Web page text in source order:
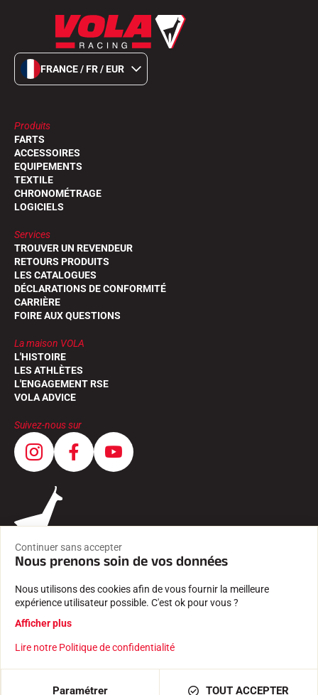
AJOUTER AU PANIER 98,40 €
FRANCE / FR / EUR
Produits
FARTS
ACCESSOIRES
EQUIPEMENTS
TEXTILE
CHRONOMÉTRAGE
LOGICIELS
Services
TROUVER UN REVENDEUR
RETOURS PRODUITS
LES CATALOGUES
DÉCLARATIONS DE CONFORMITÉ
CARRIÈRE
FOIRE AUX QUESTIONS
La maison VOLA
L'HISTOIRE
LES ATHLÈTES
L'ENGAGEMENT RSE
VOLA ADVICE
Suivez-nous sur
MENTIONS LÉGALES
POLITIQUE DE CONFIDENTIALITÉ
Créé avec passion par Pure illusion
Continuer sans accepter
Nous prenons soin de vos données
Nous utilisons des cookies afin de vous fournir la meilleure
expérience utilisateur possible. C'est ok pour vous ?
Afficher plus
Lire notre Politique de confidentialité
Paramétrer TOUT ACCEPTER